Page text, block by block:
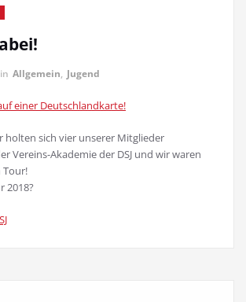
in Allgemein, Jugend
einer Deutschlandkarte!
holten sich vier unserer Mitglieder
Vereins-Akademie der DSJ und wir waren
Tour!
2018?